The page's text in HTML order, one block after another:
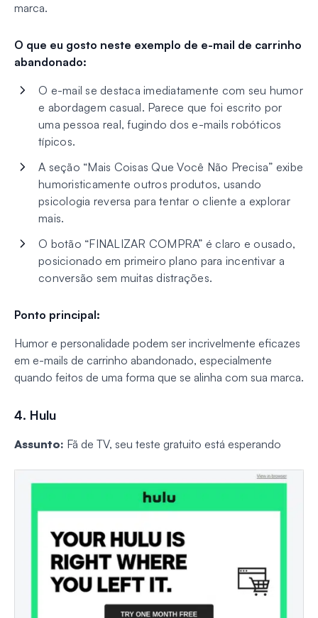
marca.
O que eu gosto neste exemplo de e-mail de carrinho
abandonado:
O e-mail se destaca imediatamente com seu humor
e abordagem casual. Parece que foi escrito por
uma pessoa real, fugindo dos e-mails robóticos
típicos.
A seção “Mais Coisas Que Você Não Precisa” exibe
humoristicamente outros produtos, usando
psicologia reversa para tentar o cliente a explorar
mais.
O botão “FINALIZAR COMPRA” é claro e ousado,
posicionado em primeiro plano para incentivar a
conversão sem muitas distrações.
Ponto principal:
Humor e personalidade podem ser incrivelmente eficazes
em e-mails de carrinho abandonado, especialmente
quando feitos de uma forma que se alinha com sua marca.
4. Hulu
Assunto: Fã de TV, seu teste gratuito está esperando